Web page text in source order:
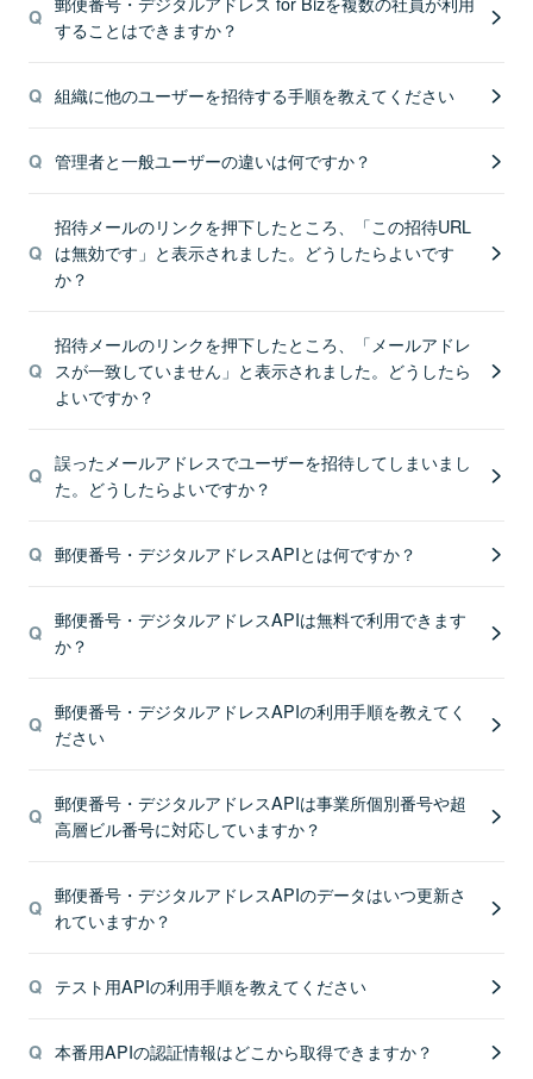
することはできますか？
組織に他のユーザーを招待する手順を教えてください
管理者と一般ユーザーの違いは何ですか？
招待メールのリンクを押下したところ、「この招待URL
は無効です」と表示されました。どうしたらよいです
か？
招待メールのリンクを押下したところ、「メールアドレ
スが一致していません」と表示されました。どうしたら
よいですか？
誤ったメールアドレスでユーザーを招待してしまいまし
た。どうしたらよいですか？
郵便番号・デジタルアドレスAPIとは何ですか？
郵便番号・デジタルアドレスAPIは無料で利用できます
か？
郵便番号・デジタルアドレスAPIの利用手順を教えてく
ださい
郵便番号・デジタルアドレスAPIは事業所個別番号や超
高層ビル番号に対応していますか？
郵便番号・デジタルアドレスAPIのデータはいつ更新さ
れていますか？
テスト用APIの利用手順を教えてください
本番用APIの認証情報はどこから取得できますか？